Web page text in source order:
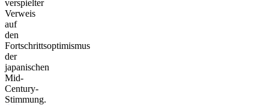
verspielter
Verweis
auf
den
Fortschrittsoptimismus
der
japanischen
Mid-
Century-
Stimmung.